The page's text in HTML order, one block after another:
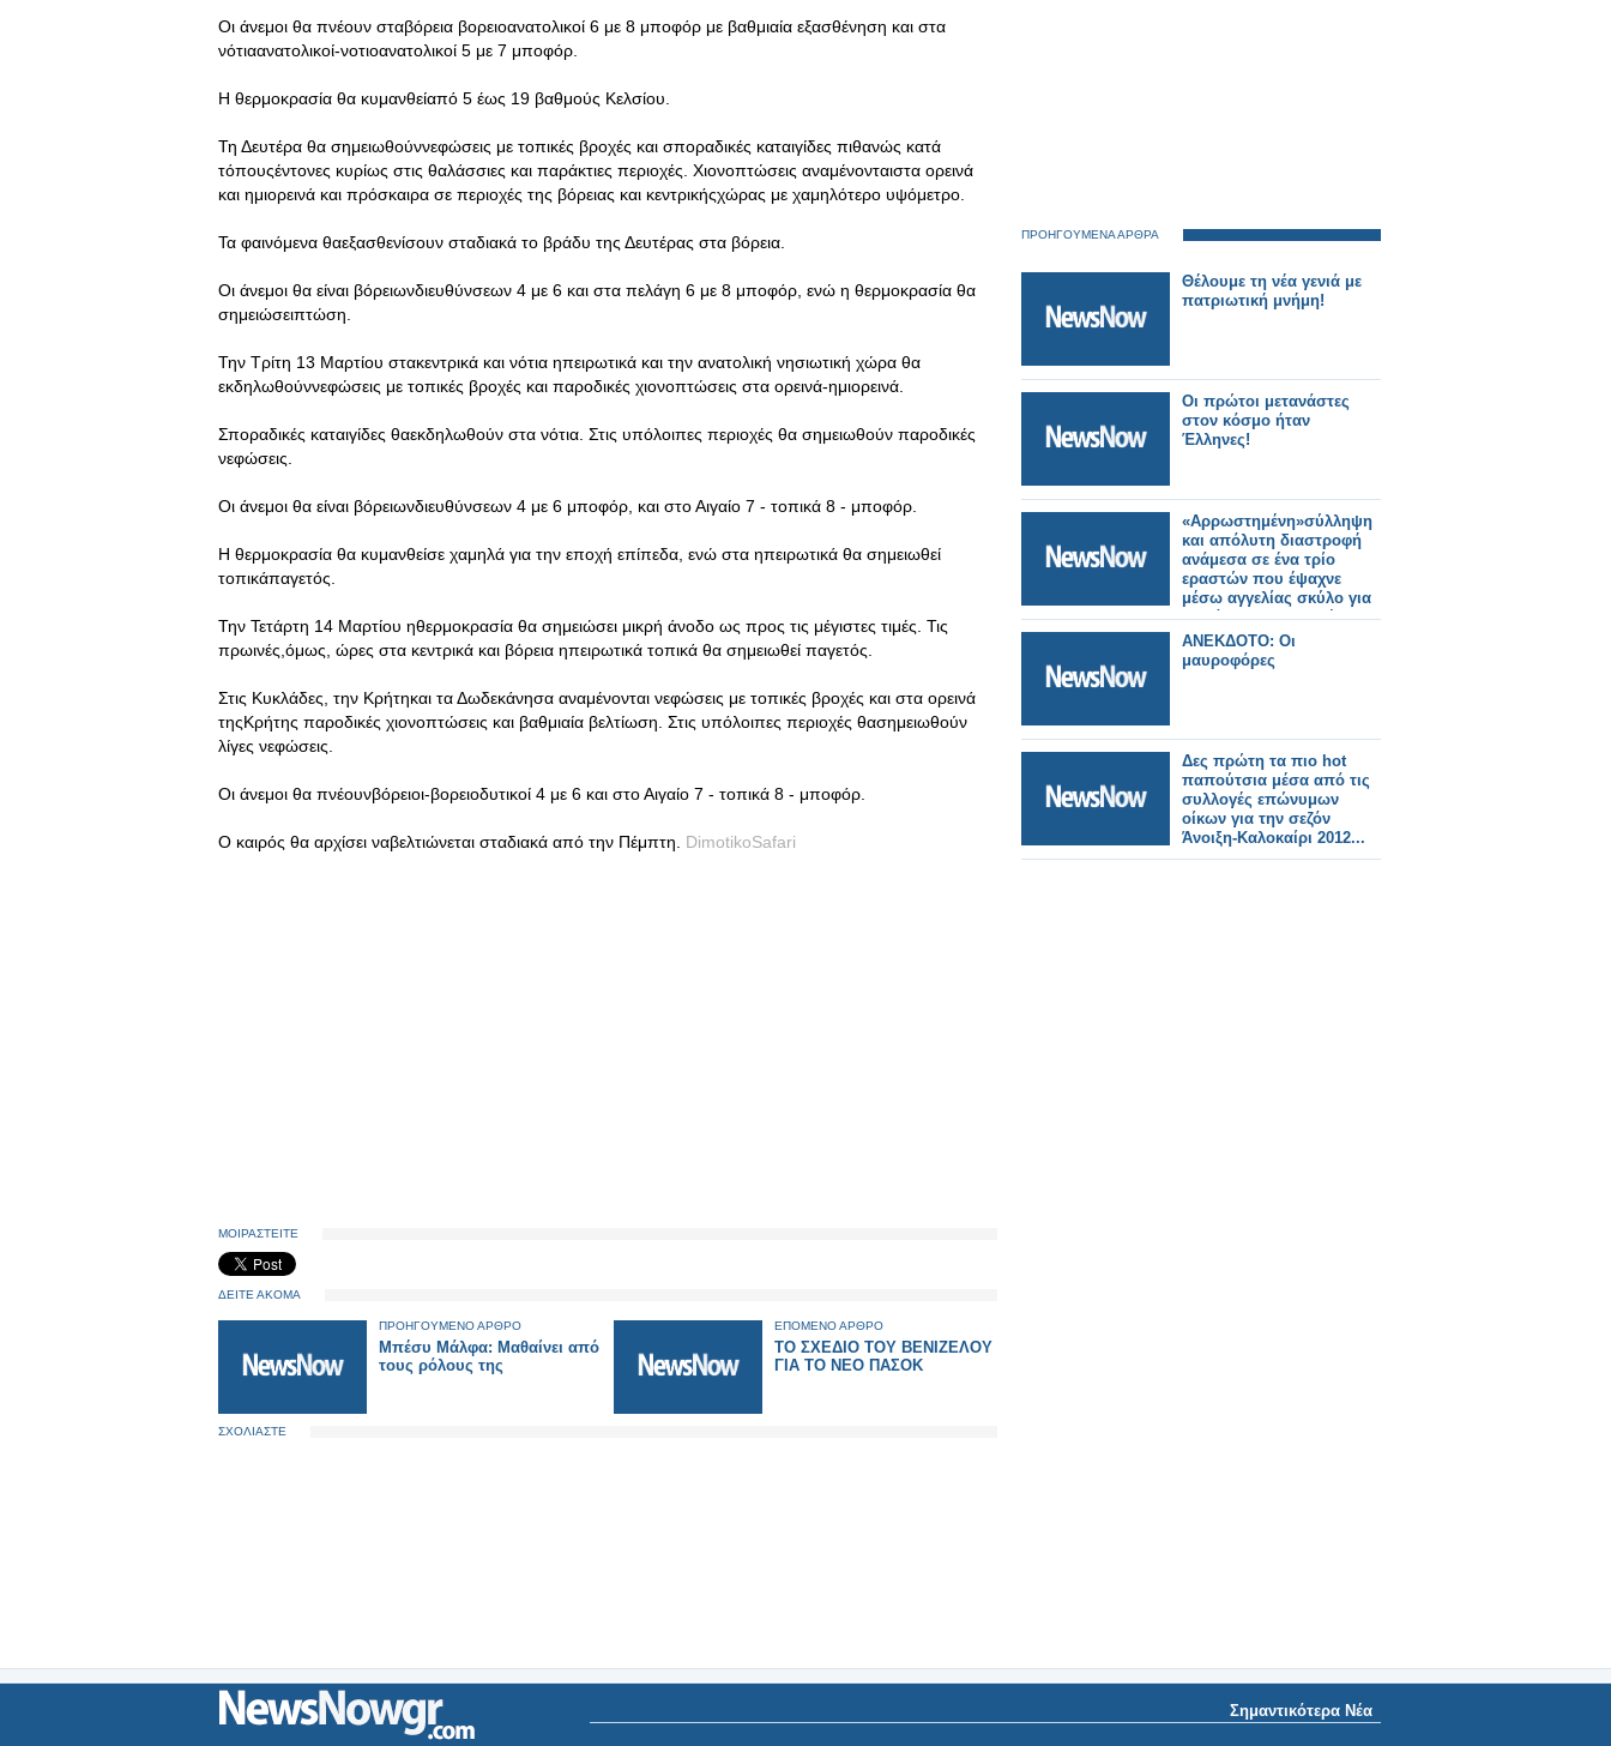
Οι άνεμοι θα πνέουν σταβόρεια βορειοανατολικοί 6 με 8 μποφόρ με βαθμιαία εξασθένηση και στα
νότιαανατολικοί-νοτιοανατολικοί 5 με 7 μποφόρ.
Η θερμοκρασία θα κυμανθείαπό 5 έως 19 βαθμούς Κελσίου.
Τη Δευτέρα θα σημειωθούννεφώσεις με τοπικές βροχές και σποραδικές καταιγίδες πιθανώς κατά
τόπουςέντονες κυρίως στις θαλάσσιες και παράκτιες περιοχές. Χιονοπτώσεις αναμένονταιστα ορεινά
και ημιορεινά και πρόσκαιρα σε περιοχές της βόρειας και κεντρικήςχώρας με χαμηλότερο υψόμετρο.
Τα φαινόμενα θαεξασθενίσουν σταδιακά το βράδυ της Δευτέρας στα βόρεια.
Οι άνεμοι θα είναι βόρειωνδιευθύνσεων 4 με 6 και στα πελάγη 6 με 8 μποφόρ, ενώ η θερμοκρασία θα
σημειώσειπτώση.
Την Τρίτη 13 Μαρτίου στακεντρικά και νότια ηπειρωτικά και την ανατολική νησιωτική χώρα θα
εκδηλωθούννεφώσεις με τοπικές βροχές και παροδικές χιονοπτώσεις στα ορεινά-ημιορεινά.
Σποραδικές καταιγίδες θαεκδηλωθούν στα νότια. Στις υπόλοιπες περιοχές θα σημειωθούν παροδικές
νεφώσεις.
Οι άνεμοι θα είναι βόρειωνδιευθύνσεων 4 με 6 μποφόρ, και στο Αιγαίο 7 - τοπικά 8 - μποφόρ.
Η θερμοκρασία θα κυμανθείσε χαμηλά για την εποχή επίπεδα, ενώ στα ηπειρωτικά θα σημειωθεί
τοπικάπαγετός.
Την Τετάρτη 14 Μαρτίου ηθερμοκρασία θα σημειώσει μικρή άνοδο ως προς τις μέγιστες τιμές. Τις
πρωινές,όμως, ώρες στα κεντρικά και βόρεια ηπειρωτικά τοπικά θα σημειωθεί παγετός.
Στις Κυκλάδες, την Κρήτηκαι τα Δωδεκάνησα αναμένονται νεφώσεις με τοπικές βροχές και στα ορεινά
τηςΚρήτης παροδικές χιονοπτώσεις και βαθμιαία βελτίωση. Στις υπόλοιπες περιοχές θασημειωθούν
λίγες νεφώσεις.
Οι άνεμοι θα πνέουνβόρειοι-βορειοδυτικοί 4 με 6 και στο Αιγαίο 7 - τοπικά 8 - μποφόρ.
Ο καιρός θα αρχίσει ναβελτιώνεται σταδιακά από την Πέμπτη. DimotikoSafari
ΜΟΙΡΑΣΤΕΙΤΕ
ΔΕΙΤΕ ΑΚΟΜΑ
ΠΡΟΗΓΟΥΜΕΝΟ ΑΡΘΡΟ
Μπέσυ Μάλφα: Μαθαίνει από
τους ρόλους της
ΕΠΟΜΕΝΟ ΑΡΘΡΟ
ΤΟ ΣΧΕΔΙΟ ΤΟΥ ΒΕΝΙΖΕΛΟΥ
ΓΙΑ ΤΟ ΝΕΟ ΠΑΣΟΚ
ΣΧΟΛΙΑΣΤΕ
ΠΡΟΗΓΟΥΜΕΝΑ ΑΡΘΡΑ
Θέλουμε τη νέα γενιά με
πατριωτική μνήμη!
Oι πρώτοι μετανάστες
στον κόσμο ήταν
Έλληνες!
«Αρρωστημένη»σύλληψη
και απόλυτη διαστροφή
ανάμεσα σε ένα τρίο
εραστών που έψαχνε
μέσω αγγελίας σκύλο για
να κάνουν...κουαρτέτο!!!
ANEΚΔΟΤΟ: Οι
μαυροφόρες
Δες πρώτη τα πιο hot
παπούτσια μέσα από τις
συλλογές επώνυμων
οίκων για την σεζόν
Άνοιξη-Καλοκαίρι 2012...
Σημαντικότερα Νέα